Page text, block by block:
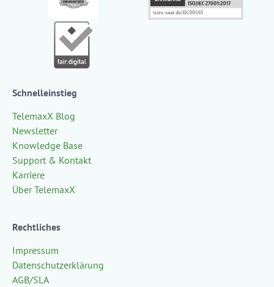
Schnelleinstieg
TelemaxX Blog
Newsletter
Knowledge Base
Support & Kontakt
Karriere
Über TelemaxX
Rechtliches
Impressum
Datenschutzerklärung
AGB/SLA